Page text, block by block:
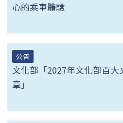
心的乘車體驗
公告
文化部「2027年文化部百
章」